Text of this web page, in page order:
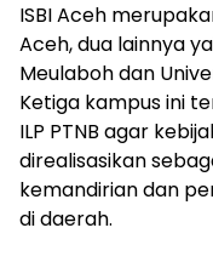
ISBI Aceh
Aceh, dua lainnya
Meulaboh dan
Ketiga kampus ini
ILP PTNB agar
direalisasikan
kemandirian dan
di daerah.